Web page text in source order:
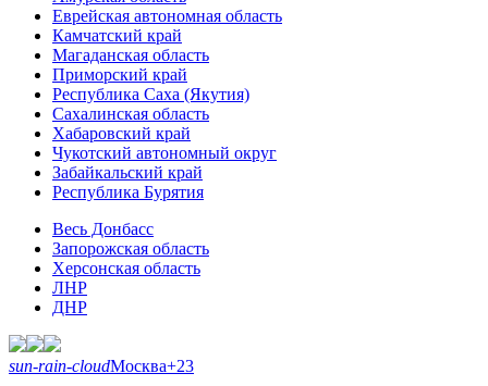
Еврейская автономная область
Камчатский край
Магаданская область
Приморский край
Республика Саха (Якутия)
Сахалинская область
Хабаровский край
Чукотский автономный округ
Забайкальский край
Республика Бурятия
Весь Донбасс
Запорожская область
Херсонская область
ЛНР
ДНР
sun-rain-cloudМосква+23